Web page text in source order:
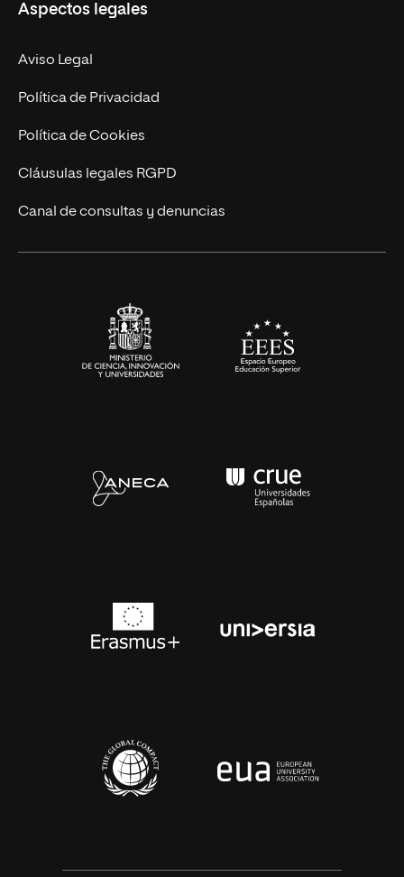
Empresa
MBA
Marketing y Comunicación
Ingeniería
Diseño
Ciencias de la Salud
Nuestro Equipo
Contacto
Aspectos legales
Aviso Legal
Política de Privacidad
Política de Cookies
Cláusulas legales RGPD
Canal de consultas y denuncias